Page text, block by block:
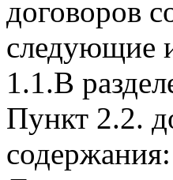
договоров
следующие
1.1.В
Пункт 2.2.
содержания: